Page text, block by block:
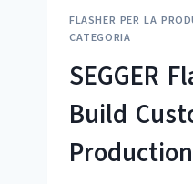
FLASHER PER LA
CATEGORIA
SEGGER
Build